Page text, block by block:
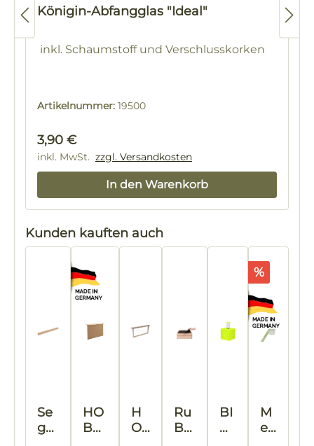
Königin-Abfangglas "Ideal"
inkl. Schaumstoff und Verschlusskorken
Artikelnummer: 19500
Regulärer Preis:
3,90 €
inkl. MwSt. zzgl. Versandkosten
In den Warenkorb
Produktgalerie überspringen
Kunden kauften auch
Se
ge
HO
BB
H
O
Ru
Be
BI
W
Rabatt
%
M
eh